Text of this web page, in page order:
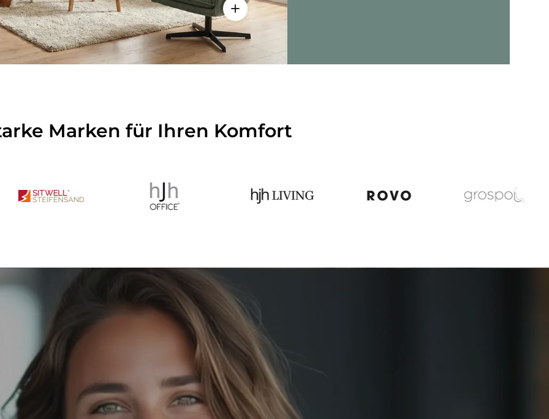
Einzelheiten anzeigen - Criss-Cross 20 - Loungesessel
Marken für Ihren Komfort